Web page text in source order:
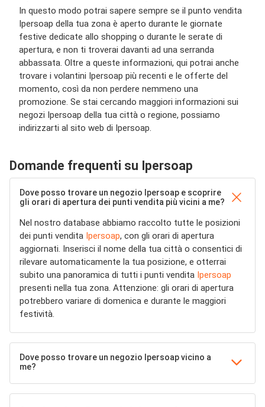
In questo modo potrai sapere sempre se il punto vendita
Ipersoap della tua zona è aperto durante le giornate
festive dedicate allo shopping o durante le serate di
apertura, e non ti troverai davanti ad una serranda
abbassata. Oltre a queste informazioni, qui potrai anche
trovare i volantini Ipersoap più recenti e le offerte del
momento, così da non perdere nemmeno una
promozione. Se stai cercando maggiori informazioni sui
negozi Ipersoap della tua città o regione, possiamo
indirizzarti al sito web di Ipersoap.
Domande frequenti su Ipersoap
Dove posso trovare un negozio Ipersoap e scoprire
gli orari di apertura dei punti vendita più vicini a me?
Nel nostro database abbiamo raccolto tutte le posizioni
dei punti vendita Ipersoap, con gli orari di apertura
aggiornati. Inserisci il nome della tua città o consentici di
rilevare automaticamente la tua posizione, e otterrai
subito una panoramica di tutti i punti vendita Ipersoap
presenti nella tua zona. Attenzione: gli orari di apertura
potrebbero variare di domenica e durante le maggiori
festività.
Dove posso trovare un negozio Ipersoap vicino a
me?